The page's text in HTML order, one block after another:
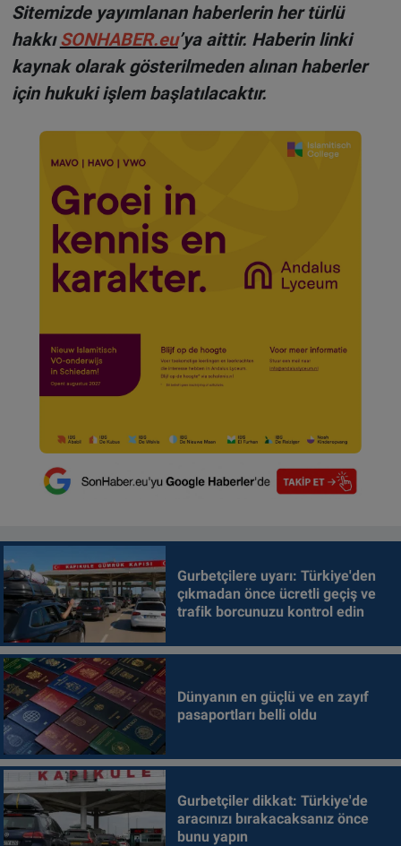
Sitemizde yayımlanan haberlerin her türlü
hakkı SONHABER.eu’ya aittir. Haberin linki
kaynak olarak gösterilmeden alınan haberler
için hukuki işlem başlatılacaktır.
Gurbetçilere uyarı: Türkiye'den
çıkmadan önce ücretli geçiş ve
trafik borcunuzu kontrol edin
Dünyanın en güçlü ve en zayıf
pasaportları belli oldu
Gurbetçiler dikkat: Türkiye'de
aracınızı bırakacaksanız önce
bunu yapın